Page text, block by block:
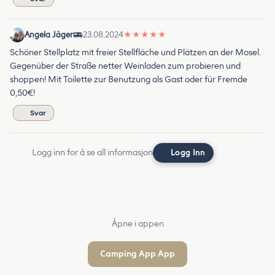
Angela Jäger 23.08.2024★ ★ ★ ★ ★
Schöner Stellplatz mit freier Stellfläche und Plätzen an der Mosel.
Gegenüber der Straße netter Weinladen zum probieren und
shoppen! Mit Toilette zur Benutzung als Gast oder für Fremde
0,50€!
Svar
Logg inn for å se all informasjon Logg Inn
Åpne i appen
Camping App App